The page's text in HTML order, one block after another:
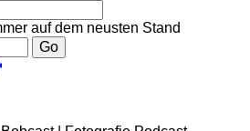
auf dem neusten Stand
Go